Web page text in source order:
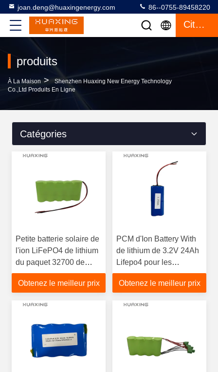
joan.deng@huaxingenergy.com 86--0755-89458220
Citation
produits
À La Maison >
Shenzhen Huaxing New Energy Technology
Co.,Ltd Produits En Ligne
Catégories
Petite batterie solaire de
l'ion LiFePO4 de lithium
du paquet 32700 de
batterie de la lanterne
3.2V 30Ah
Obtenez le meilleur prix
PCM d'Ion Battery With
de lithium de 3.2V 24Ah
Lifepo4 pour les
lanternes solaires
Obtenez le meilleur prix